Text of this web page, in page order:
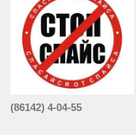
(86142) 4-04-55